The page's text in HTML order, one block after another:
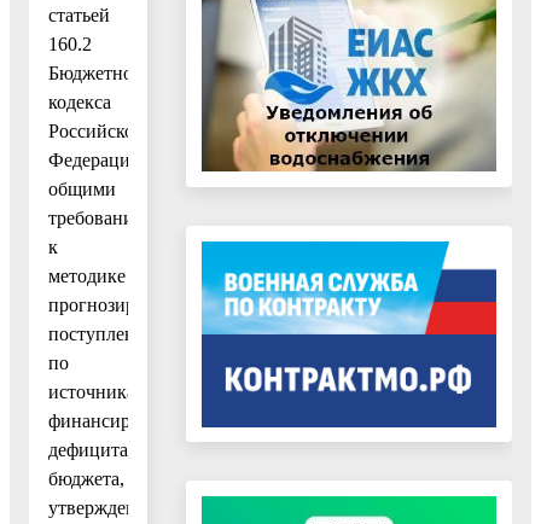
статьей
160.2
Бюджетного
кодекса
Российской
Федерации,
общими
требованиями
к
методике
прогнозирования
поступлений
по
источникам
финансирования
дефицита
бюджета,
утвержденными